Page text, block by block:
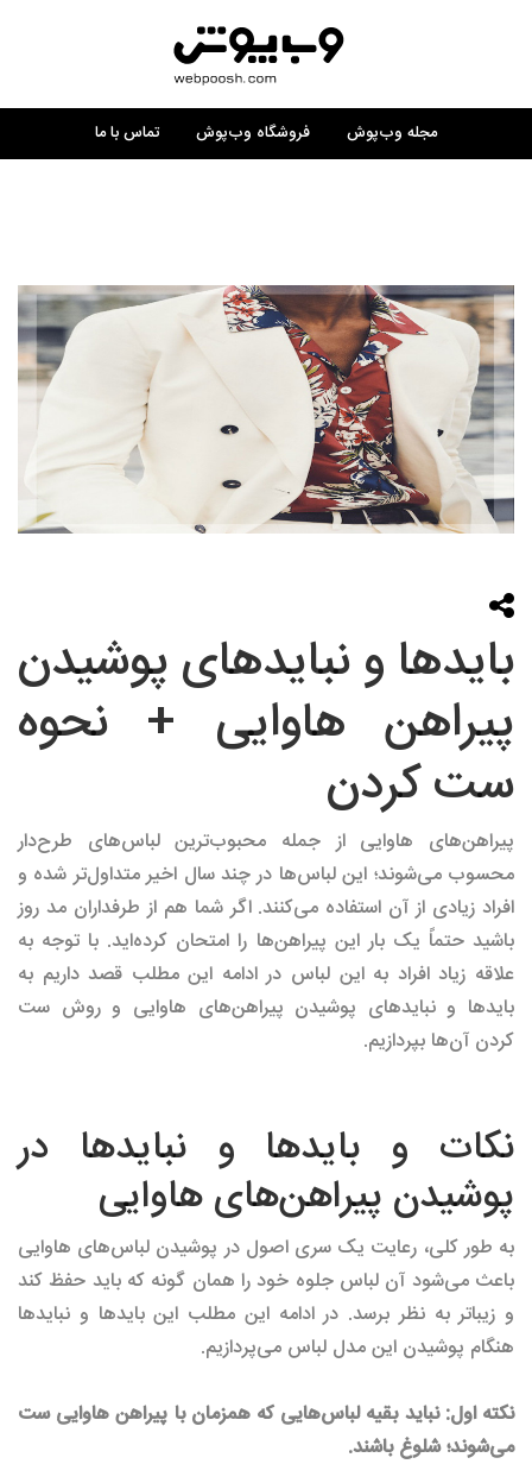
مجله وب‌پوش فروشگاه وب‌پوش تماس با ما
بایدها و نبایدهای پوشیدن
پیراهن هاوایی + نحوه
ست کردن
پیراهن‌های هاوایی از جمله محبوب‌ترین لباس‌های طرح‌دار
محسوب می‌شوند؛ این لباس‌ها در چند سال اخیر متداول‌تر شده و
افراد زیادی از آن استفاده می‌کنند. اگر شما هم از طرفداران مد روز
باشید حتماً یک بار این پیراهن‌ها را امتحان کرده‌اید. با توجه به
علاقه زیاد افراد به این لباس در ادامه این مطلب قصد داریم به
باید‌ها و نباید‌های پوشیدن پیراهن‌های هاوایی و روش ست
کردن آن‌ها بپردازیم.
نکات و باید‌ها و نباید‌ها در
پوشیدن پیراهن‌های هاوایی
به طور کلی، رعایت یک سری اصول در پوشیدن لباس‌های هاوایی
باعث می‌شود آن لباس جلوه خود را همان گونه که باید حفظ کند
و زیبا‌تر به نظر برسد. در ادامه این مطلب این باید‌ها و نباید‌ها
هنگام پوشیدن این مدل لباس می‌پردازیم.
نکته اول: نباید بقیه لباس‌هایی که همزمان با پیراهن هاوایی ست
می‌شوند؛ شلوغ باشند.